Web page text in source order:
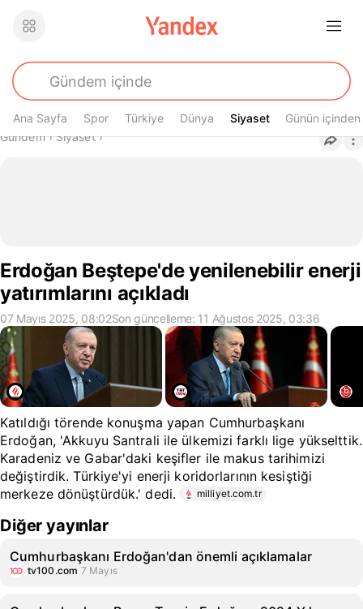
Ana Sayfa Spor Türkiye Dünya Siyaset
Siyaset Günün içinden
Buradasın
Gündem› Siyaset›
Erdoğan Beştepe'de yenilenebilir enerji
yatırımlarını açıkladı
07 Mayıs 2025, 08:02Son güncelleme: 11 Ağustos 2025, 03:36
Katıldığı törende konuşma yapan Cumhurbaşkanı
Erdoğan, 'Akkuyu Santrali ile ülkemizi farklı lige yükselttik.
Karadeniz ve Gabar'daki keşifler ile makus tarihimizi
değiştirdik. Türkiye'yi enerji koridorlarının kesiştiği
merkeze dönüştürdük.' dedi.
milliyet.com.tr
Diğer yayınlar
Cumhurbaşkanı Erdoğan'dan önemli açıklamalar
tv100.com 7 Mayıs